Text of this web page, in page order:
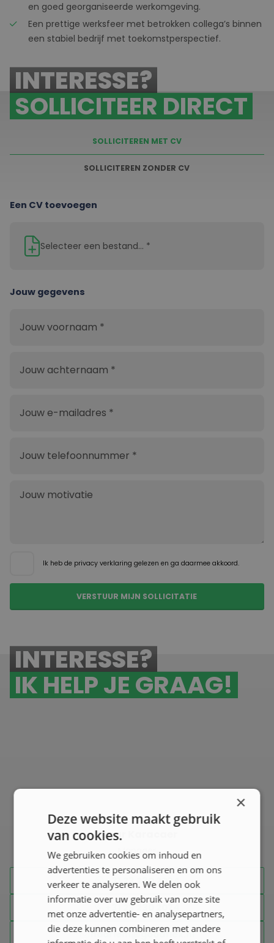
en goed georganiseerde werkomgeving.
Een prettige werksfeer met betrokken collega’s binnen
een stabiel bedrijf met toekomstperspectief.
INTERESSE?
SOLLICITEER DIRECT
SOLLICITEREN MET CV
SOLLICITEREN ZONDER CV
Een CV toevoegen
Selecteer een bestand... *
Jouw gegevens
Ik heb de privacy verklaring gelezen en ga daarmee akkoord.
INTERESSE?
IK HELP JE GRAAG!
Omar Karacaer
Manager
+31 23 230 2074
+31 23 230 2074
haarlem@goodflex.nl
×
Deze website maakt gebruik
van cookies.
We gebruiken cookies om inhoud en
advertenties te personaliseren en om ons
verkeer te analyseren. We delen ook
informatie over uw gebruik van onze site
met onze advertentie- en analysepartners,
die deze kunnen combineren met andere